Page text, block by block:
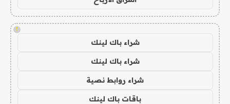
!
شراء باك لينك
شراء باك لينك
شراء روابط نصية
باقات باك لينك